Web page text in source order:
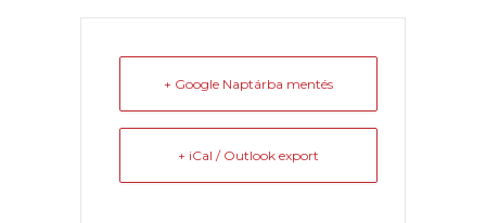
+ Google Naptárba mentés
+ iCal / Outlook export